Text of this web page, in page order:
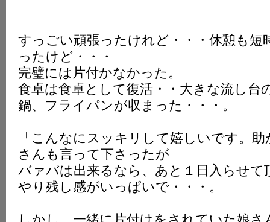
すっごい頑張ったけれど・・・休憩も短
ったけど・・・
完璧には片付かなかった。
食卓は食卓として復活・・大きな流し台
鍋、フライパンが収まった・・・。
「こんなにスッキリして嬉しいです。
さんも言って下さったが
バァバは出来るなら、あと１日入らせて
やり残し感がいっぱいで・・・。